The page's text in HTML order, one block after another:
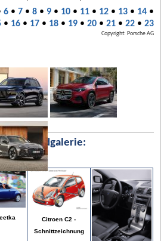
6• 7• 8• 9• 10• 11• 12• 13• 14•
• 16• 17• 18• 19• 20• 21• 22• 23
Copyright: Porsche AG
Bildgalerie:
Citroen C2 -
Schnittzeichnung